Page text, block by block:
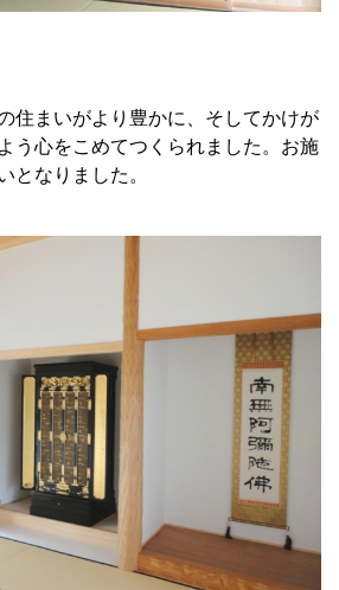
住まいがより豊かに、そしてかけが
う心をこめてつくられました。お施
となりました。